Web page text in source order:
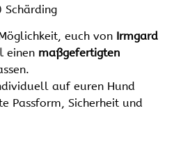
Schärding
euch von Irmgard
einen maßgefertigten
auf euren Hund
Passform, Sicherheit und